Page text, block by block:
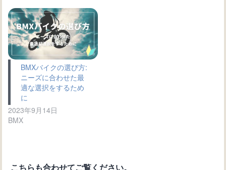
BMXバイクの選び方:
ニーズに合わせた最
適な選択をするため
に
2023年9月14日
BMX
こちらも合わせてご覧ください。